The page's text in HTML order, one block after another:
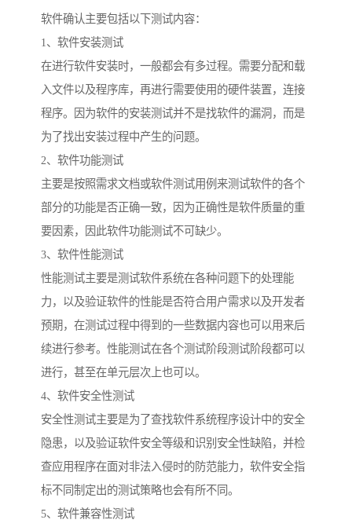
软件确认主要包括以下测试内容：
1、软件安装测试
在进行软件安装时，一般都会有多过程。需要分配和载
入文件以及程序库，再进行需要使用的硬件装置，连接
程序。因为软件的安装测试并不是找软件的漏洞，而是
为了找出安装过程中产生的问题。
2、软件功能测试
主要是按照需求文档或软件测试用例来测试软件的各个
部分的功能是否正确一致，因为正确性是软件质量的重
要因素，因此软件功能测试不可缺少。
3、软件性能测试
性能测试主要是测试软件系统在各种问题下的处理能
力，以及验证软件的性能是否符合用户需求以及开发者
预期，在测试过程中得到的一些数据内容也可以用来后
续进行参考。性能测试在各个测试阶段测试阶段都可以
进行，甚至在单元层次上也可以。
4、软件安全性测试
安全性测试主要是为了查找软件系统程序设计中的安全
隐患，以及验证软件安全等级和识别安全性缺陷，并检
查应用程序在面对非法入侵时的防范能力，软件安全指
标不同制定出的测试策略也会有所不同。
5、软件兼容性测试